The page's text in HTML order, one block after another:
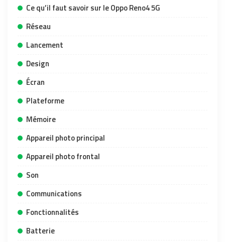
Ce qu’il faut savoir sur le Oppo Reno4 5G
Réseau
Lancement
Design
Écran
Plateforme
Mémoire
Appareil photo principal
Appareil photo frontal
Son
Communications
Fonctionnalités
Batterie